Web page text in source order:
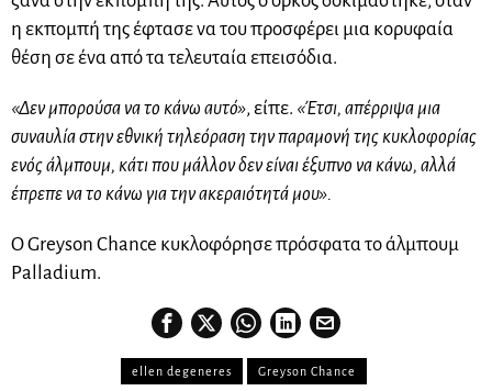
η εκπομπή της έφτασε να του προσφέρει μια κορυφαία
θέση σε ένα από τα τελευταία επεισόδια.
«Δεν μπορούσα να το κάνω αυτό», είπε. «Έτσι, απέρριψα μια
συναυλία στην εθνική τηλεόραση την παραμονή της κυκλοφορίας
ενός άλμπουμ, κάτι που μάλλον δεν είναι έξυπνο να κάνω, αλλά
έπρεπε να το κάνω για την ακεραιότητά μου».
Ο Greyson Chance κυκλοφόρησε πρόσφατα το άλμπουμ
Palladium.
ellen degeneres Greyson Chance